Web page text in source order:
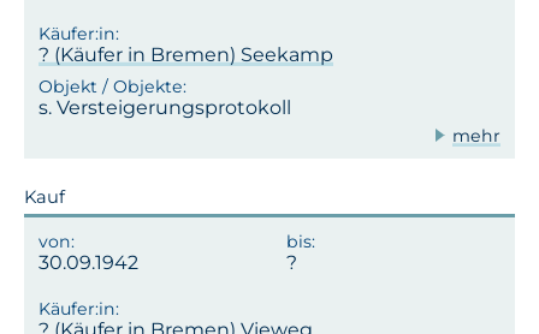
? (Käufer in Bremen) Seekamp
s. Versteigerungsprotokoll
mehr
Kauf
30.09.1942